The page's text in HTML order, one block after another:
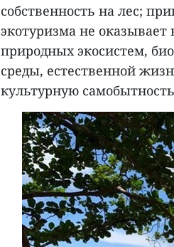
собственность на лес;
экотуризма не оказывает
природных экосистем,
среды, естественной
культурную